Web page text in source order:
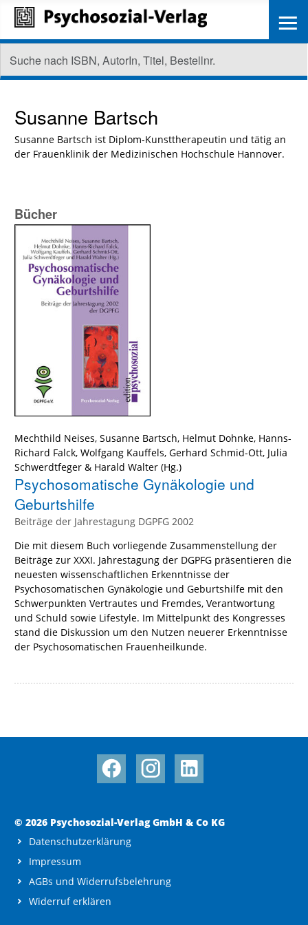
Susanne Bartsch
Susanne Bartsch ist Diplom-Kunsttherapeutin und tätig an
der Frauenklinik der Medizinischen Hochschule Hannover.
Bücher
Mechthild Neises, Susanne Bartsch, Helmut Dohnke, Hanns-
Richard Falck, Wolfgang Kauffels, Gerhard Schmid-Ott, Julia
Schwerdtfeger & Harald Walter (Hg.)
Psychosomatische Gynäkologie und
Geburtshilfe
Beiträge der Jahrestagung DGPFG 2002
Die mit diesem Buch vorliegende Zusammenstellung der
Beiträge zur XXXI. Jahrestagung der DGPFG präsentieren die
neuesten wissenschaftlichen Erkenntnisse der
Psychosomatischen Gynäkologie und Geburtshilfe mit den
Schwerpunkten Vertrautes und Fremdes, Verantwortung
und Schuld sowie Lifestyle. Im Mittelpunkt des Kongresses
stand die Diskussion um den Nutzen neuerer Erkenntnisse
der Psychosomatischen Frauenheilkunde.
© 2026 Psychosozial-Verlag GmbH & Co KG
Datenschutzerklärung
Impressum
AGBs und Widerrufsbelehrung
Widerruf erklären
≡